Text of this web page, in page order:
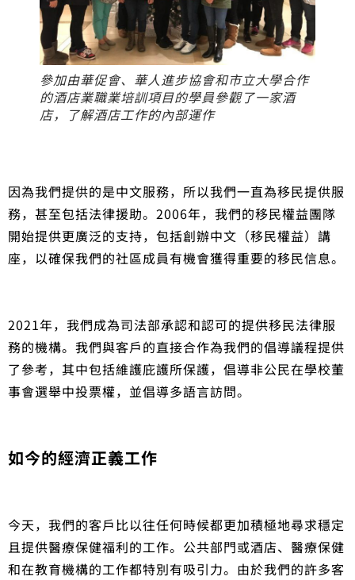
參加由華促會、華人進步協會和市立大學合作
的酒店業職業培訓項目的學員參觀了一家酒
店，了解酒店工作的內部運作
因為我們提供的是中文服務，所以我們一直為移民提供服
務，甚至包括法律援助。2006年，我們的移民權益團隊
開始提供更廣泛的支持，包括創辦中文（移民權益）講
座，以確保我們的社區成員有機會獲得重要的移民信息。
2021年，我們成為司法部承認和認可的提供移民法律服
務的機構。我們與客戶的直接合作為我們的倡導議程提供
了參考，其中包括維護庇護所保護，倡導非公民在學校董
事會選舉中投票權，並倡導多語言訪問。
如今的經濟正義工作
今天，我們的客戶比以往任何時候都更加積極地尋求穩定
且提供醫療保健福利的工作。公共部門或酒店、醫療保健
和在教育機構的工作都特別有吸引力。由於我們的許多客